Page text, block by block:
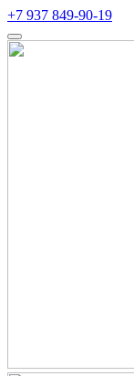
+7 937 849-90-19